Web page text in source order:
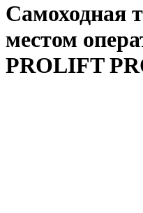
Самоходная
местом
PROLIFT